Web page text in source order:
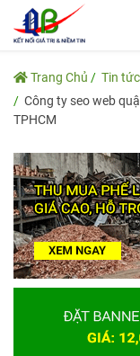
Trang Chủ Tin
Công ty seo web
TPHCM